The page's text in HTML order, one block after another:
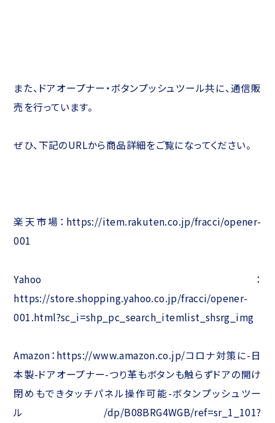
また、ドアオープナー・ボタンプッシュツール共に、通信販
売を行っています。
ぜひ、下記のURLから商品詳細をご覧になってください。
楽天市場：https://item.rakuten.co.jp/fracci/opener-
001
Yahoo：
https://store.shopping.yahoo.co.jp/fracci/opener-
001.html?sc_i=shp_pc_search_itemlist_shsrg_img
Amazon：https://www.amazon.co.jp/コロナ対策に-日
本製-ドアオープナー-つり革もボタンも触らずドアの開け
閉めもできタッチパネル操作可能-ボタンプッシュツー
ル/dp/B08BRG4WGB/ref=sr_1_101?